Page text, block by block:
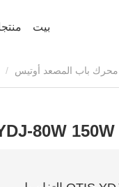
بيت
محرك باب المصعد أوتيس